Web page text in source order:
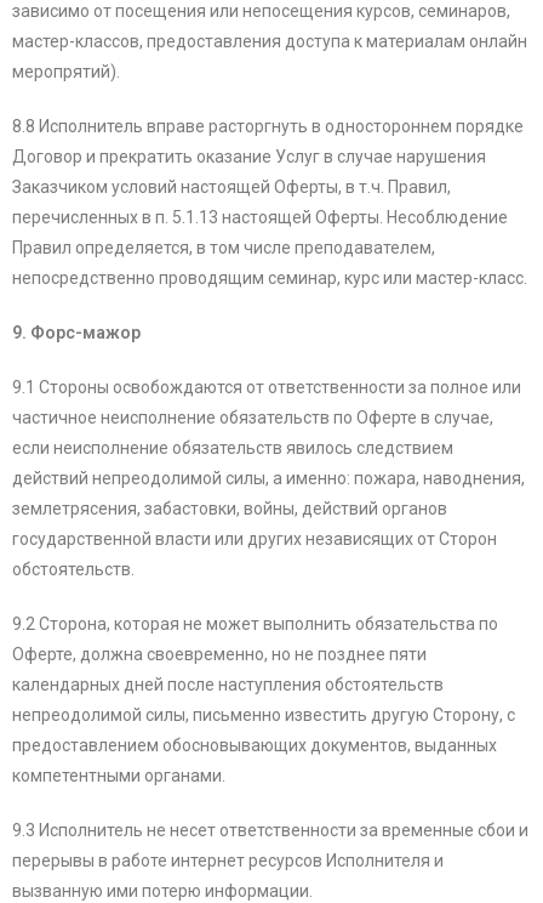
зависимо от посещения или непосещения курсов, семинаров,
мастер-классов, предоставления доступа к материалам онлайн
меропрятий).
8.8 Исполнитель вправе расторгнуть в одностороннем порядке
Договор и прекратить оказание Услуг в случае нарушения
Заказчиком условий настоящей Оферты, в т.ч. Правил,
перечисленных в п. 5.1.13 настоящей Оферты. Несоблюдение
Правил определяется, в том числе преподавателем,
непосредственно проводящим семинар, курс или мастер-класс.
9. Форс-мажор
9.1 Стороны освобождаются от ответственности за полное или
частичное неисполнение обязательств по Оферте в случае,
если неисполнение обязательств явилось следствием
действий непреодолимой силы, а именно: пожара, наводнения,
землетрясения, забастовки, войны, действий органов
государственной власти или других независящих от Сторон
обстоятельств.
9.2 Сторона, которая не может выполнить обязательства по
Оферте, должна своевременно, но не позднее пяти
календарных дней после наступления обстоятельств
непреодолимой силы, письменно известить другую Сторону, с
предоставлением обосновывающих документов, выданных
компетентными органами.
9.3 Исполнитель не несет ответственности за временные сбои и
перерывы в работе интернет ресурсов Исполнителя и
вызванную ими потерю информации.